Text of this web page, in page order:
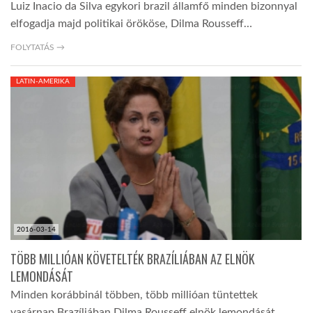
Luiz Inacio da Silva egykori brazil államfő minden bizonnyal
elfogadja majd politikai örököse, Dilma Rousseff…
FOLYTATÁS →
2016-03-14
LATIN-AMERIKA
TÖBB MILLIÓAN KÖVETELTÉK BRAZÍLIÁBAN AZ ELNÖK
LEMONDÁSÁT
Minden korábbinál többen, több millióan tüntettek